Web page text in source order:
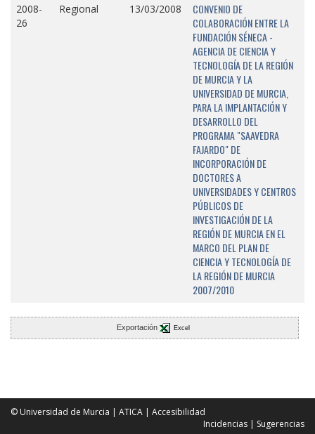
2008-
26
Regional 13/03/2008
CONVENIO DE
COLABORACIÓN ENTRE LA
FUNDACIÓN SÉNECA -
AGENCIA DE CIENCIA Y
TECNOLOGÍA DE LA REGIÓN
DE MURCIA Y LA
UNIVERSIDAD DE MURCIA,
PARA LA IMPLANTACIÓN Y
DESARROLLO DEL
PROGRAMA "SAAVEDRA
FAJARDO" DE
INCORPORACIÓN DE
DOCTORES A
UNIVERSIDADES Y CENTROS
PÚBLICOS DE
INVESTIGACIÓN DE LA
REGIÓN DE MURCIA EN EL
MARCO DEL PLAN DE
CIENCIA Y TECNOLOGÍA DE
LA REGIÓN DE MURCIA
2007/2010
Exportación Excel
© Universidad de Murcia | ATICA | Accesibilidad
Incidencias | Sugerencias